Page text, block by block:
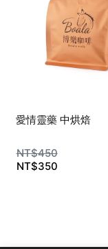
愛情靈藥 中烘焙
NT$450
NT$350